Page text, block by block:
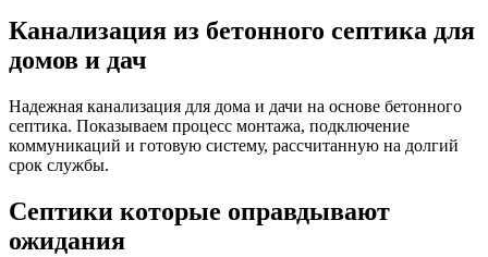
Канализация из бетонного септика для
домов и дач
Надежная канализация для дома и дачи на основе бетонного
септика. Показываем процесс монтажа, подключение
коммуникаций и готовую систему, рассчитанную на долгий
срок службы.
Септики которые оправдывают
ожидания